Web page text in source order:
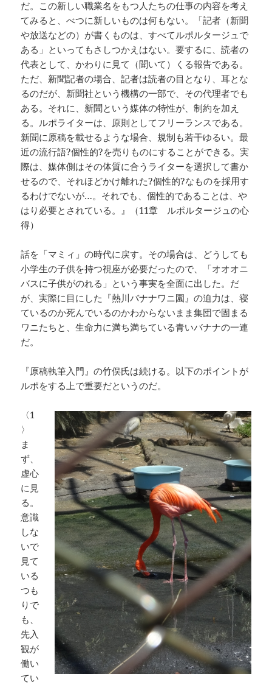
だ。この新しい職業名をもつ人たちの仕事の内容を考え
てみると、べつに新しいものは何もない。「記者（新聞
や放送などの）が書くものは、すべてルポルタージュで
ある」といってもさしつかえはない。要するに、読者の
代表として、かわりに見て（聞いて）くる報告である。
ただ、新聞記者の場合、記者は読者の目となり、耳とな
るのだが、新聞社という機構の一部で、その代理者でも
ある。それに、新聞という媒体の特性が、制約を加え
る。ルポライターは、原則としてフリーランスである。
新聞に原稿を載せるような場合、規制も若干ゆるい。最
近の流行語?個性的?を売りものにすることができる。実
際は、媒体側はその体質に合うライターを選択して書か
せるので、それほどかけ離れた?個性的?なものを採用す
るわけでないが…。それでも、個性的であることは、や
はり必要とされている。』（11章 ルポルタージュの心
得）
話を「マミィ」の時代に戻す。その場合は、どうしても
小学生の子供を持つ視座が必要だったので、「オオオニ
バスに子供がのれる」という事実を全面に出した。だ
が、実際に目にした『熱川バナナワニ園』の迫力は、寝
ているのか死んでいるのかわからないまま集団で固まる
ワニたちと、生命力に満ち満ちている青いバナナの一連
だ。
『原稿執筆入門』の竹俣氏は続ける。以下のポイントが
ルポをする上で重要だというのだ。
〈1
〉
ま
ず、
虚心
に見
る。
意識
しな
いで
見て
いる
つも
りで
も、
先入
観が
働い
てい